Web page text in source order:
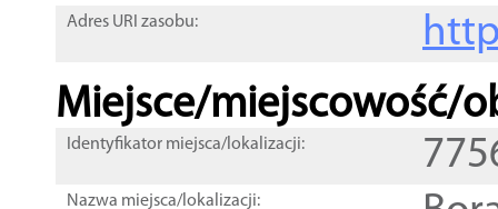
Adres URI zasobu:
Miejsce/miejscowość/
Identyfikator miejsca/lokalizacji:
Nazwa miejsca/lokalizacji: